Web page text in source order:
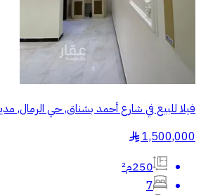
فيلا للبيع في شارع أحمد بشناق, حي الرمال,
1,500,000
§
250م²
7